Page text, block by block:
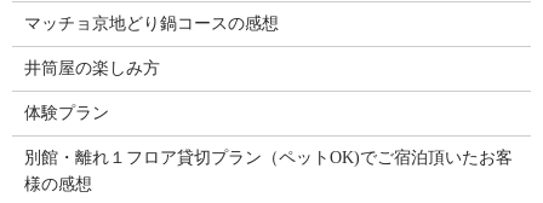
マッチョ京地どり鍋コースの感想
井筒屋の楽しみ方
体験プラン
別館・離れ１フロア貸切プラン（ペットOK)でご宿泊頂いたお客
様の感想